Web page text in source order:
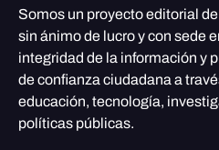
Somos un proyecto editorial
sin ánimo de lucro y con sede
integridad de la información y
de confianza ciudadana a
educación, tecnología,
políticas públicas.